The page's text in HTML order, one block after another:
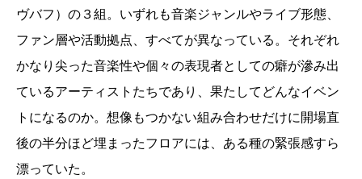
ヴバフ）の３組。いずれも音楽ジャンルやライブ形態、
ファン層や活動拠点、すべてが異なっている。それぞれ
かなり尖った音楽性や個々の表現者としての癖が滲み出
ているアーティストたちであり、果たしてどんなイベン
トになるのか。想像もつかない組み合わせだけに開場直
後の半分ほど埋まったフロアには、ある種の緊張感すら
漂っていた。